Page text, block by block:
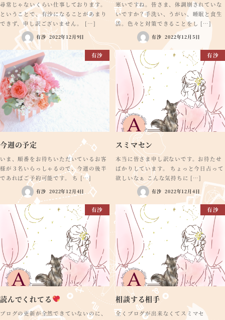
尋常じゃないくらい仕事しております。
ということで、有沙になることがあまり
できず、申し訳ございません。 […]
有沙 2022年12月9日
寒いですね。皆さま、体調崩されていな
いですか？手洗い、うがい、睡眠と食生
活。色々と対策できることをし […]
有沙 2022年12月5日
有沙
今週の予定
いま、順番をお待ちいただいているお客
様が３名いらっしゃるので、今週の後半
であればご予約可能です。 ち […]
有沙 2022年12月4日
有沙
スミマセン
本当に皆さま申し訳ないです。お待たせ
ばかりしています。 ちょっと今日占って
欲しいなぁ こんな気持ちに […]
有沙 2022年12月4日
有沙
読んでくれてる
ブログの更新が全然できていないのに、
有沙
相談する相手
全くブログが出来なくてスミマセ